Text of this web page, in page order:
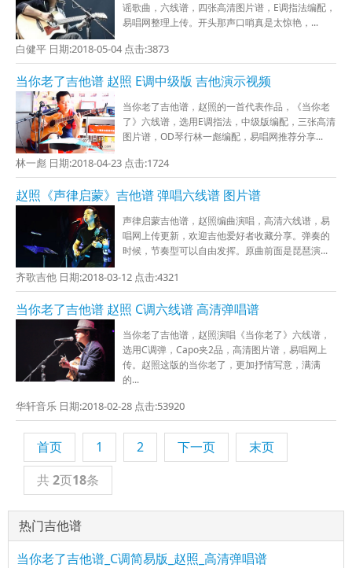
谣歌曲，六线谱，四张高清图片谱，E调指法编配，
易唱网整理上传。开头那声口哨真是太惊艳，...
白健平 日期:2018-05-04 点击:3873
当你老了吉他谱 赵照 E调中级版 吉他演示视频
当你老了吉他谱，赵照的一首代表作品，《当你老
了》六线谱，选用E调指法，中级版编配，三张高清
图片谱，OD琴行林一彪编配，易唱网推荐分享...
林一彪 日期:2018-04-23 点击:1724
赵照《声律启蒙》吉他谱 弹唱六线谱 图片谱
声律启蒙吉他谱，赵照编曲演唱，高清六线谱，易
唱网上传更新，欢迎吉他爱好者收藏分享。弹奏的
时候，节奏型可以自由发挥。原曲前面是琵琶演...
齐歌吉他 日期:2018-03-12 点击:4321
当你老了吉他谱 赵照 C调六线谱 高清弹唱谱
当你老了吉他谱，赵照演唱《当你老了》六线谱，
选用C调弹，Capo夹2品，高清图片谱，易唱网上
传。赵照这版的当你老了，更加抒情写意，满满
的...
华轩音乐 日期:2018-02-28 点击:53920
首页 1 2 下一页
末页
共2页18条
热门吉他谱
当你老了吉他谱_C调简易版_赵照_高清弹唱谱